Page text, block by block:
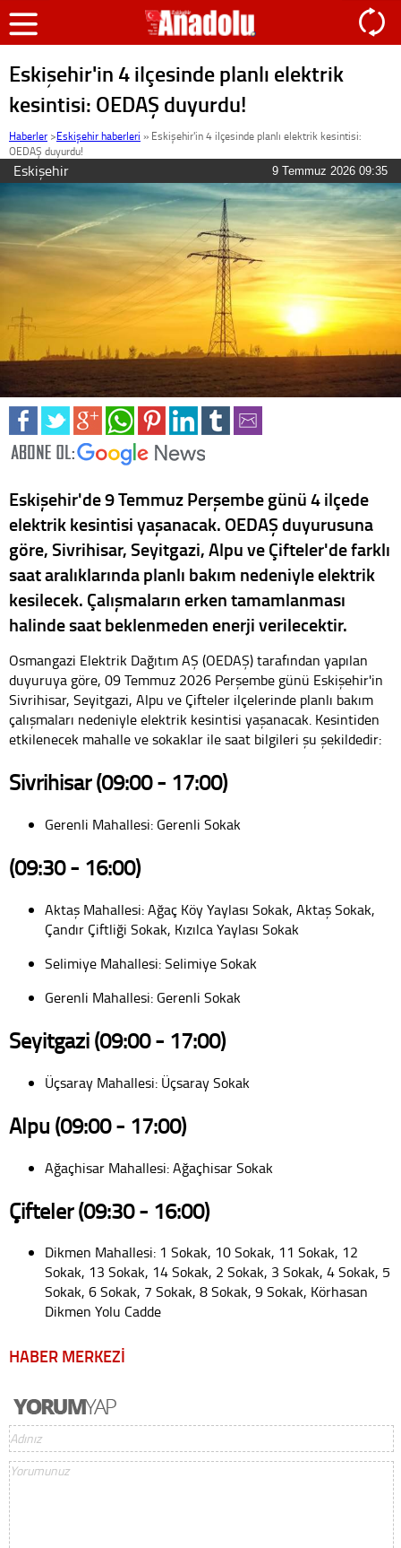
Eskişehir'in 4 ilçesinde planlı elektrik
kesintisi: OEDAŞ duyurdu!
Haberler >Eskişehir haberleri » Eskişehir'in 4 ilçesinde planlı elektrik kesintisi:
OEDAŞ duyurdu!
Eskişehir 9 Temmuz 2026 09:35
Eskişehir'de 9 Temmuz Perşembe günü 4 ilçede
elektrik kesintisi yaşanacak. OEDAŞ duyurusuna
göre, Sivrihisar, Seyitgazi, Alpu ve Çifteler'de farklı
saat aralıklarında planlı bakım nedeniyle elektrik
kesilecek. Çalışmaların erken tamamlanması
halinde saat beklenmeden enerji verilecektir.
Osmangazi Elektrik Dağıtım AŞ (OEDAŞ) tarafından yapılan
duyuruya göre, 09 Temmuz 2026 Perşembe günü Eskişehir'in
Sivrihisar, Seyitgazi, Alpu ve Çifteler ilçelerinde planlı bakım
çalışmaları nedeniyle elektrik kesintisi yaşanacak. Kesintiden
etkilenecek mahalle ve sokaklar ile saat bilgileri şu şekildedir:
Sivrihisar (09:00 - 17:00)
Gerenli Mahallesi: Gerenli Sokak
(09:30 - 16:00)
Aktaş Mahallesi: Ağaç Köy Yaylası Sokak, Aktaş Sokak,
Çandır Çiftliği Sokak, Kızılca Yaylası Sokak
Selimiye Mahallesi: Selimiye Sokak
Gerenli Mahallesi: Gerenli Sokak
Seyitgazi (09:00 - 17:00)
Üçsaray Mahallesi: Üçsaray Sokak
Alpu (09:00 - 17:00)
Ağaçhisar Mahallesi: Ağaçhisar Sokak
Çifteler (09:30 - 16:00)
Dikmen Mahallesi: 1 Sokak, 10 Sokak, 11 Sokak, 12
Sokak, 13 Sokak, 14 Sokak, 2 Sokak, 3 Sokak, 4 Sokak, 5
Sokak, 6 Sokak, 7 Sokak, 8 Sokak, 9 Sokak, Körhasan
Dikmen Yolu Cadde
HABER MERKEZİ